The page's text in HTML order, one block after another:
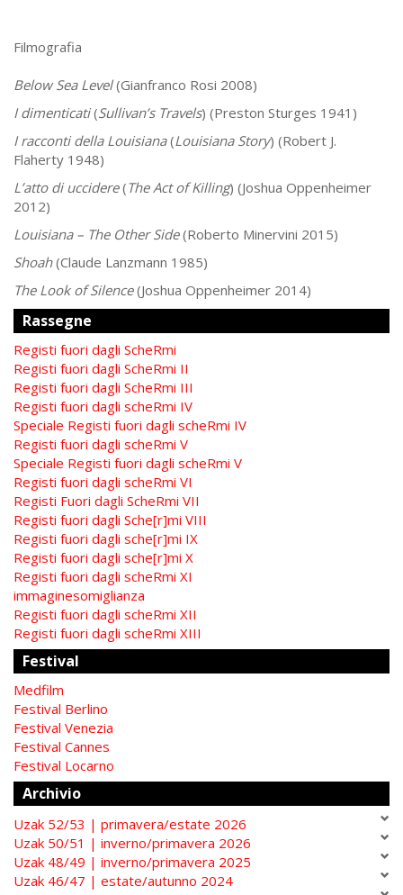
Filmografia
Below Sea Level(Gianfranco Rosi 2008)
I dimenticati(Sullivan’s Travels) (Preston Sturges 1941)
I racconti della Louisiana(Louisiana Story) (Robert J.
Flaherty 1948)
L’atto di uccidere(The Act of Killing) (Joshua Oppenheimer
2012)
Louisiana – The Other Side(Roberto Minervini 2015)
Shoah(Claude Lanzmann 1985)
The Look of Silence(Joshua Oppenheimer 2014)
Rassegne
Registi fuori dagli ScheRmi
Registi fuori dagli ScheRmi II
Registi fuori dagli ScheRmi III
Registi fuori dagli scheRmi IV
Speciale Registi fuori dagli scheRmi IV
Registi fuori dagli scheRmi V
Speciale Registi fuori dagli scheRmi V
Registi fuori dagli scheRmi VI
Registi Fuori dagli ScheRmi VII
Registi fuori dagli Sche[r]mi VIII
Registi fuori dagli sche[r]mi IX
Registi fuori dagli sche[r]mi X
Registi fuori dagli scheRmi XI
immaginesomiglianza
Registi fuori dagli scheRmi XII
Registi fuori dagli scheRmi XIII
Festival
Medfilm
Festival Berlino
Festival Venezia
Festival Cannes
Festival Locarno
Archivio
Uzak 52/53 | primavera/estate 2026
Uzak 50/51 | inverno/primavera 2026
Uzak 48/49 | inverno/primavera 2025
Uzak 46/47 | estate/autunno 2024